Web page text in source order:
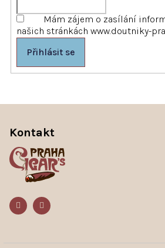
Mám zájem o zasílání
našich stránkách www.doutniky-
Přihlásit se
Kontakt